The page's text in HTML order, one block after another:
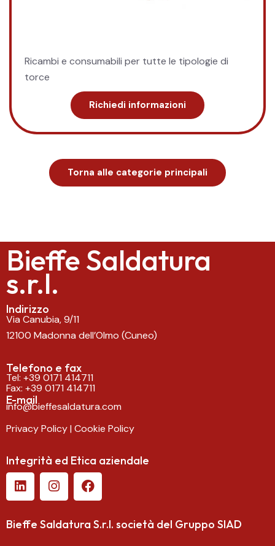
Ricambi e consumabili per tutte le tipologie di
torce
Richiedi informazioni
Torna alle categorie principali
Bieffe Saldatura
s.r.l.
Indirizzo
Via Canubia, 9/11
12100 Madonna dell’Olmo (Cuneo)
Telefono e fax
Tel: +39 0171 414711
Fax: +39 0171 414711
E-mail
info@bieffesaldatura.com
Privacy Policy| Cookie Policy
Integrità ed Etica aziendale
Bieffe Saldatura S.r.l. società del Gruppo SIAD